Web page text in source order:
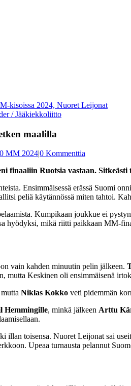
/ Jääkiekkoliitto
maalilla
MM 2024|0 Kommenttia
finaaliin Ruotsia vastaan.
Ensimmäisessä erässä Suomi
peliä käytännössä miten tahtoi.
Kumpikaan joukkue ei
hyödyksi, mikä riitti paikkaan MM-
vain kahden minuutin pelin jälkeen.
mutta Keskinen oli ensimmäisenä
Niklas Kokko veti pidemmän
Hemmingille, minkä jälkeen Arttu
illan toisensa. Nuoret Leijonat sai
Upeaa turnausta pelannut